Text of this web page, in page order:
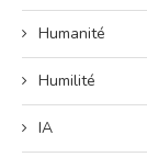
Humanité
Humilité
IA